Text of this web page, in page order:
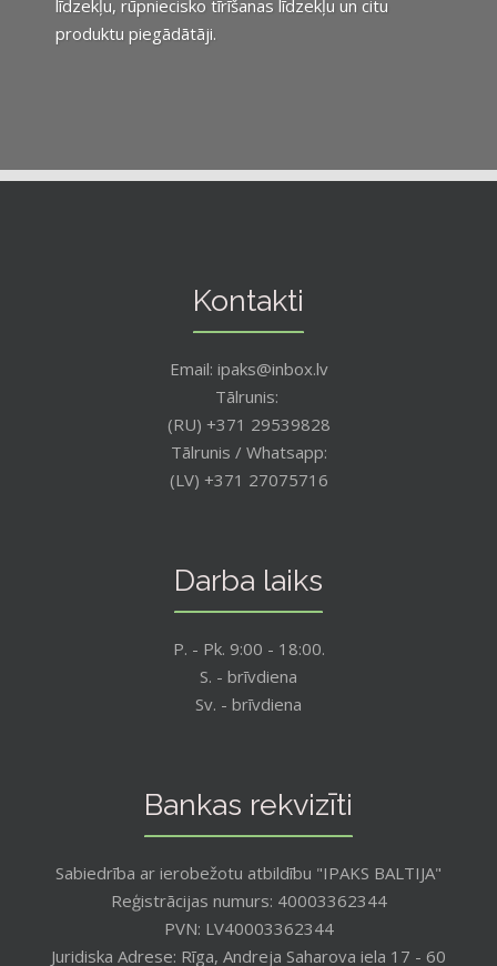
līdzekļu, rūpniecisko tīrīšanas līdzekļu un citu
produktu piegādātāji.
Kontakti
Email: ipaks@inbox.lv
Tālrunis:
(RU) +371 29539828
Tālrunis / Whatsapp:
(LV) +371 27075716
Darba laiks
P. - Pk. 9:00 - 18:00.
S. - brīvdiena
Sv. - brīvdiena
Bankas rekvizīti
Sabiedrība ar ierobežotu atbildību "IPAKS BALTIJA"
Reģistrācijas numurs: 40003362344
PVN: LV40003362344
Juridiska Adrese: Rīga, Andreja Saharova iela 17 - 60